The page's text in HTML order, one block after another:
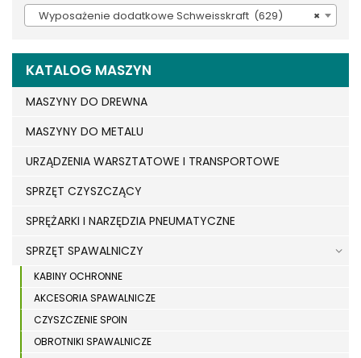
×
Wyposażenie dodatkowe Schweisskraft (629)
KATALOG MASZYN
MASZYNY DO DREWNA
MASZYNY DO METALU
URZĄDZENIA WARSZTATOWE I TRANSPORTOWE
SPRZĘT CZYSZCZĄCY
SPRĘŻARKI I NARZĘDZIA PNEUMATYCZNE
SPRZĘT SPAWALNICZY
KABINY OCHRONNE
AKCESORIA SPAWALNICZE
CZYSZCZENIE SPOIN
OBROTNIKI SPAWALNICZE